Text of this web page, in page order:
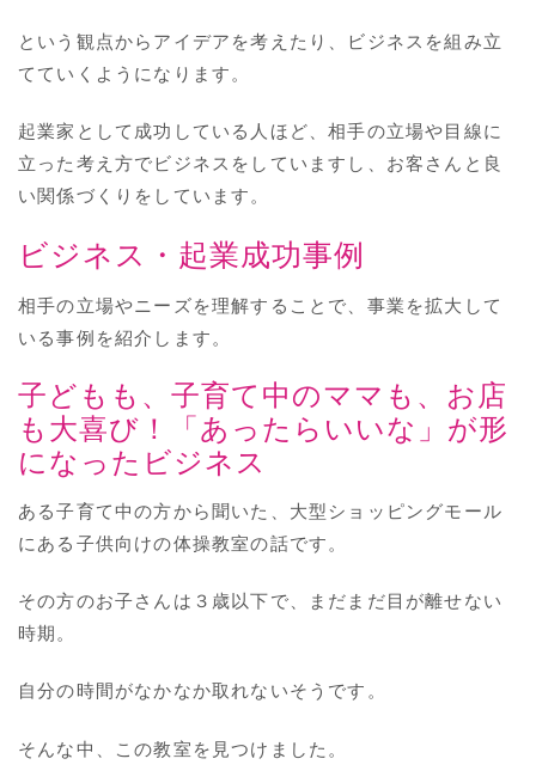
という観点からアイデアを考えたり、ビジネスを組み立
てていくようになります。
起業家として成功している人ほど、相手の立場や目線に
立った考え方でビジネスをしていますし、お客さんと良
い関係づくりをしています。
ビジネス・起業成功事例
相手の立場やニーズを理解することで、事業を拡大して
いる事例を紹介します。
子どもも、子育て中のママも、お店
も大喜び！「あったらいいな」が形
になったビジネス
ある子育て中の方から聞いた、大型ショッピングモール
にある子供向けの体操教室の話です。
その方のお子さんは３歳以下で、まだまだ目が離せない
時期。
自分の時間がなかなか取れないそうです。
そんな中、この教室を見つけました。